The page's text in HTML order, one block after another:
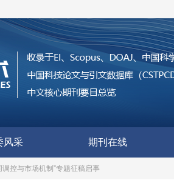
风采 期刊在线
控与市场机制”专题征稿启事